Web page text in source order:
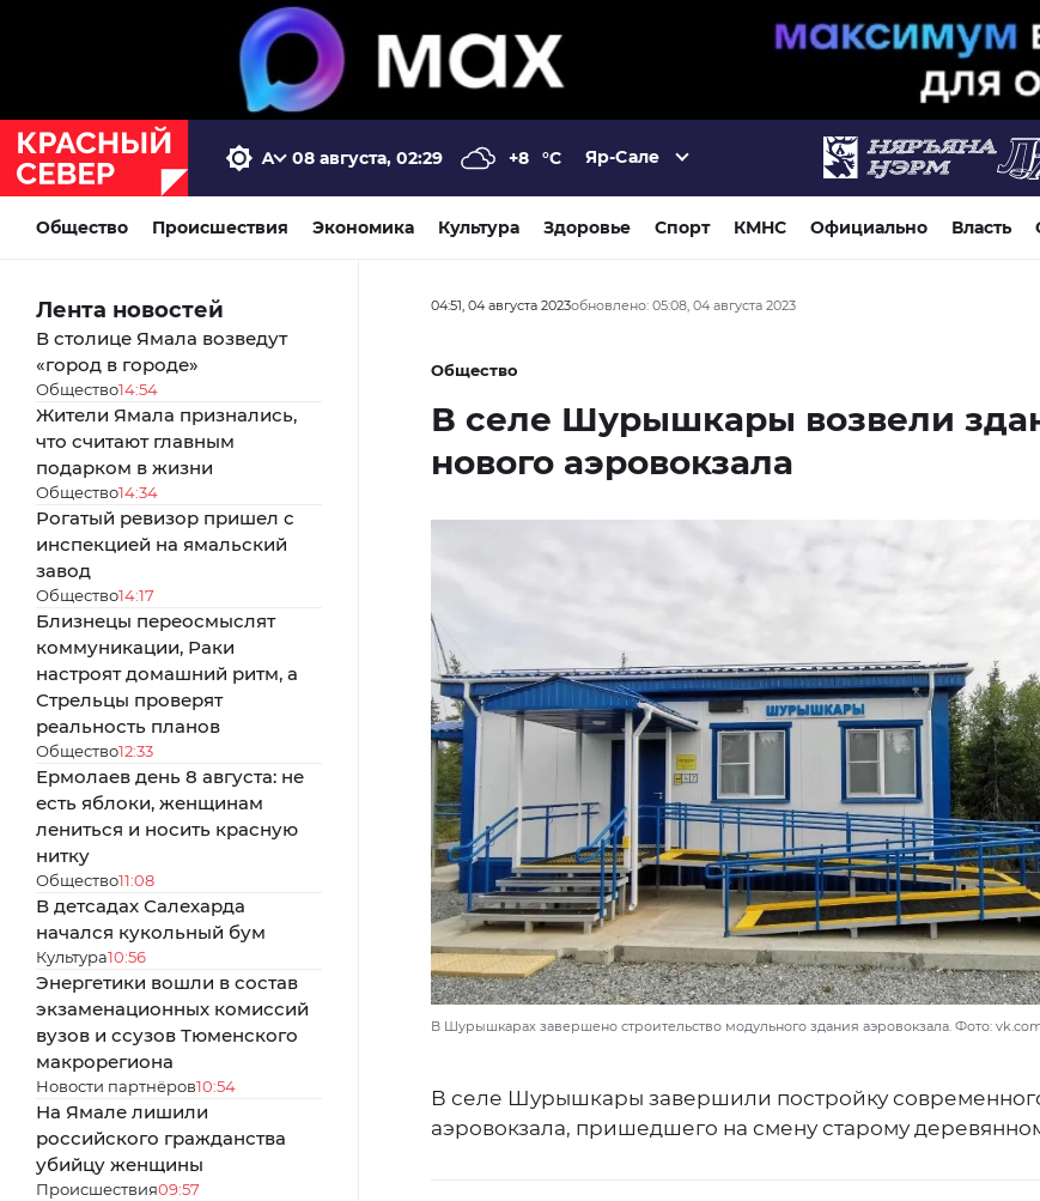
08 августа, 02:29 +8 °C Яр-Сале
Общество Происшествия Экономика Культура Здоровье Спорт КМНС Официально Власть
Лента новостей
В столице Ямала возведут
«город в городе»
Общество14:54
Жители Ямала признались,
что считают главным
подарком в жизни
Общество14:34
Рогатый ревизор пришел с
инспекцией на ямальский
завод
Общество14:17
Близнецы переосмыслят
коммуникации, Раки
настроят домашний ритм, а
Стрельцы проверят
реальность планов
Общество12:33
Ермолаев день 8 августа: не
есть яблоки, женщинам
лениться и носить красную
нитку
Общество11:08
В детсадах Салехарда
начался кукольный бум
Культура10:56
Энергетики вошли в состав
экзаменационных комиссий
вузов и ссузов Тюменского
макрорегиона
Новости партнёров10:54
На Ямале лишили
российского гражданства
убийцу женщины
Происшествия09:57
04:51, 04 августа 2023обновлено: 05:08, 04 августа 2023
Общество
В селе Шурышкары возвели
нового аэровокзала
В Шурышкарах завершено строительство модульного здания аэровокзала. Фото:
В селе Шурышкары завершили постройку
аэровокзала, пришедшего на смену старому